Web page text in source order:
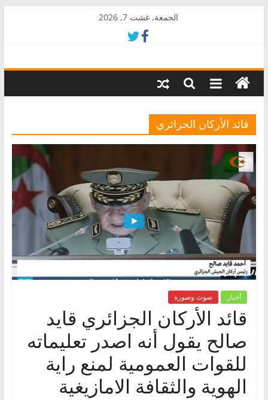
الجمعة, غشت 7, 2026
AkalPress
منبر
المغرب
قائد الأركان الجزائري
أخبار صوت وصورة
قائد الأركان الجزائري قايد
صالح يقول أنه اصدر تعليماته
للقوات العمومية لمنع راية
الهوية والثقافة الامازيغية